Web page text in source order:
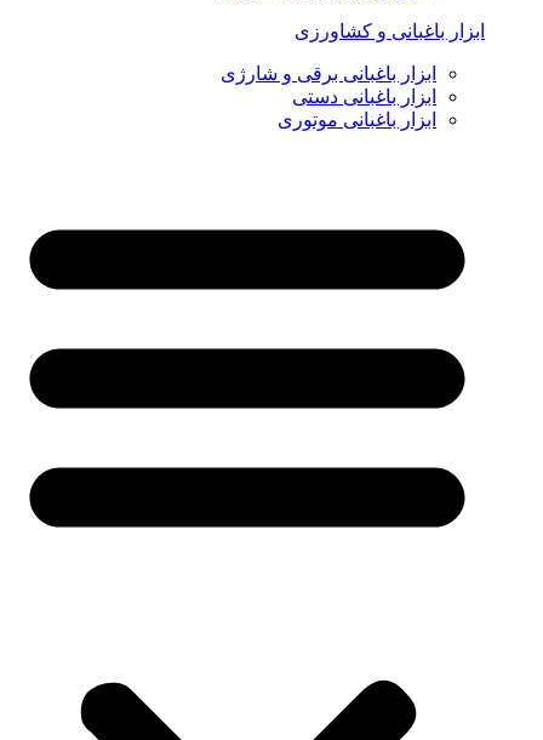
ابزار باغبانی و کشاورزی
ابزار باغبانی برقی و شارژی
ابزار باغبانی دستی
ابزار باغبانی موتوری